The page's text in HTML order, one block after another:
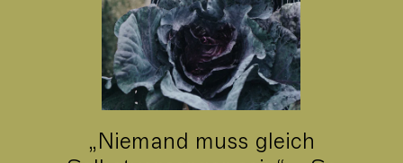
„Niemand muss gleich